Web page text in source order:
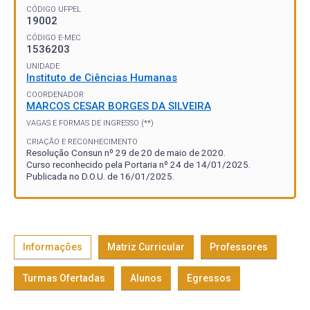
CÓDIGO UFPEL
19002
CÓDIGO E-MEC
1536203
UNIDADE
Instituto de Ciências Humanas
COORDENADOR
MARCOS CESAR BORGES DA SILVEIRA
VAGAS E FORMAS DE INGRESSO (**)
CRIAÇÃO E RECONHECIMENTO
Resolução Consun nº 29 de 20 de maio de 2020.
Curso reconhecido pela Portaria nº 24 de 14/01/2025.
Publicada no D.O.U. de 16/01/2025.
Informações Matriz Curricular Professores
Turmas Ofertadas Alunos Egressos